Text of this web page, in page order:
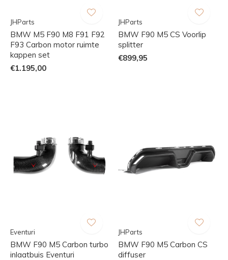
JHParts
BMW M5 F90 M8 F91 F92
F93 Carbon motor ruimte
kappen set
€1.195,00
JHParts
BMW F90 M5 CS Voorlip
splitter
€899,95
Eventuri
BMW F90 M5 Carbon turbo
inlaatbuis Eventuri
JHParts
BMW F90 M5 Carbon CS
diffuser